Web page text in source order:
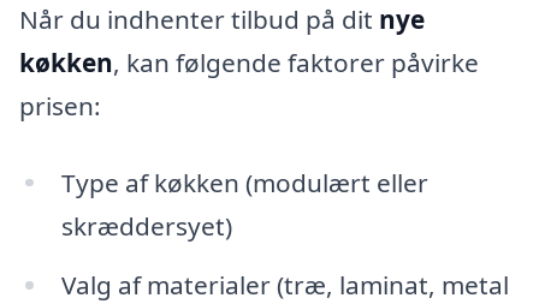
Når du indhenter tilbud på dit nye
køkken, kan følgende faktorer påvirke
prisen:
Type af køkken (modulært eller
skræddersyet)
Valg af materialer (træ, laminat, metal